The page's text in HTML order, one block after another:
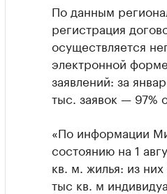
По данным
регистрация
осуществляется
электронной
заявлений: за
тыс. заявок — 97%
«По информации
состоянию на 1
кв. м. жилья: из
тыс кв. м